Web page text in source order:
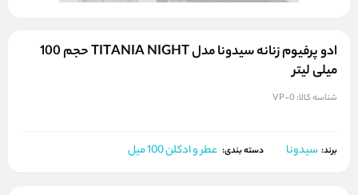
ادو پرفیوم زنانه سیدونا مدل TITANIA NIGHT حجم 100
میلی لیتر
شناسه کالا: VP-0
برند: سیدونا دسته بندی: عطر و ادکلن 100 میل